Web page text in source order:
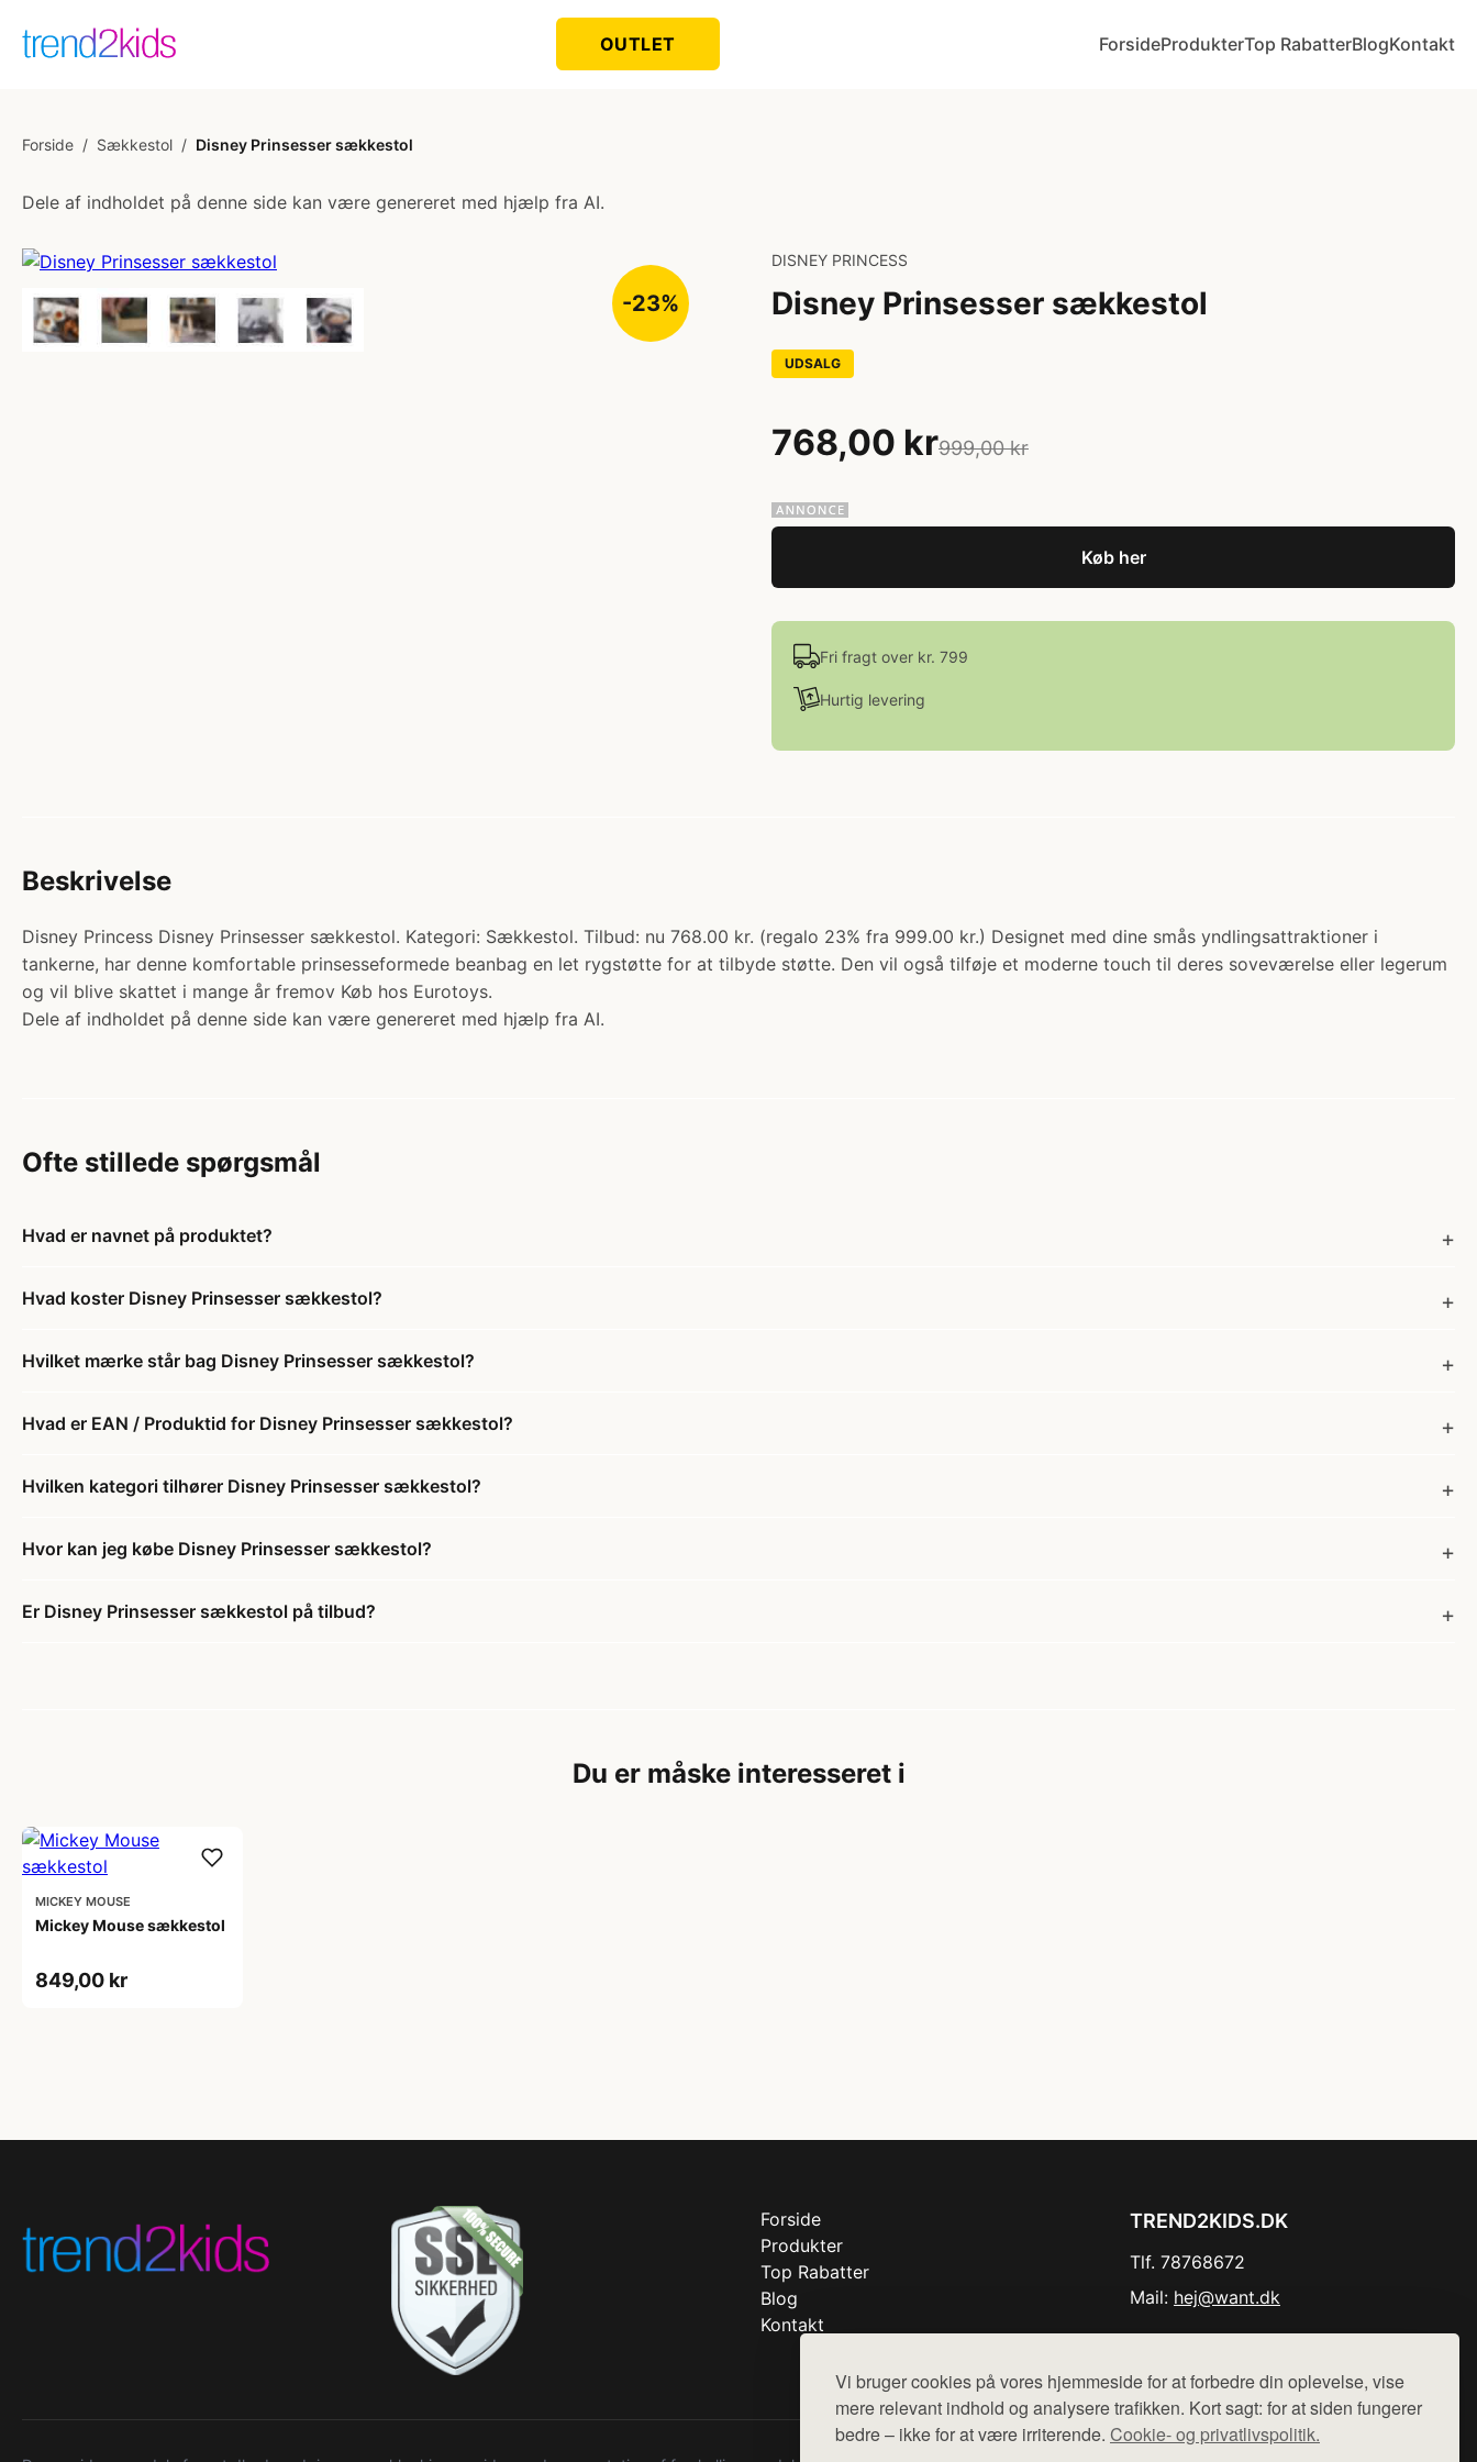
Vi bruger cookies på vores hjemmeside for at forbedre din oplevelse, vise
mere relevant indhold og analysere trafikken. Kort sagt: for at siden fungerer
bedre – ikke for at være irriterende. Cookie- og privatlivspolitik.
OUTLET ForsideProdukterTop RabatterBlogKontakt
Forside / Sækkestol / Disney Prinsesser sækkestol
Dele af indholdet på denne side kan være genereret med hjælp fra AI.
-23%
DISNEY PRINCESS
Disney Prinsesser sækkestol
UDSALG
768,00 kr999,00 kr
Køb her
Fri fragt over kr. 799
Hurtig levering
Beskrivelse
Disney Princess Disney Prinsesser sækkestol. Kategori: Sækkestol. Tilbud: nu 768.00 kr. (regalo 23% fra 999.00 kr.) Designet med dine smås yndlingsattraktioner i
tankerne, har denne komfortable prinsesseformede beanbag en let rygstøtte for at tilbyde støtte. Den vil også tilføje et moderne touch til deres soveværelse eller legerum
og vil blive skattet i mange år fremov Køb hos Eurotoys.
Dele af indholdet på denne side kan være genereret med hjælp fra AI.
Ofte stillede spørgsmål
Hvad er navnet på produktet?
Hvad koster Disney Prinsesser sækkestol?
Hvilket mærke står bag Disney Prinsesser sækkestol?
Hvad er EAN / Produktid for Disney Prinsesser sækkestol?
Hvilken kategori tilhører Disney Prinsesser sækkestol?
Hvor kan jeg købe Disney Prinsesser sækkestol?
Er Disney Prinsesser sækkestol på tilbud?
Du er måske interesseret i
MICKEY MOUSE
Mickey Mouse sækkestol
849,00 kr
Forside
Produkter
Top Rabatter
Blog
Kontakt
TREND2KIDS.DK
Tlf. 78768672
Mail: hej@want.dk